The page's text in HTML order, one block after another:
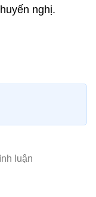
nghị.